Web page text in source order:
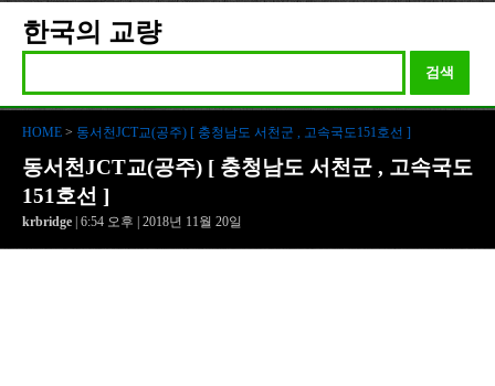
한국의 교량
검색
HOME > 동서천JCT교(공주) [ 충청남도 서천군 , 고속국도151호선 ]
동서천JCT교(공주) [ 충청남도 서천군 , 고속국도
151호선 ]
krbridge | 6:54 오후 | 2018년 11월 20일